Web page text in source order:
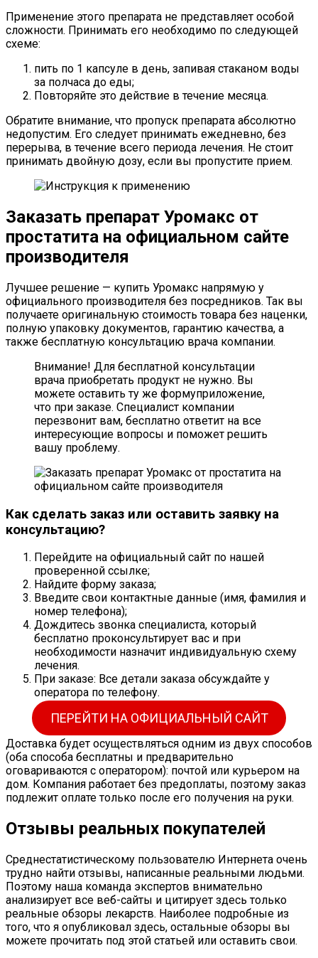
Применение этого препарата не представляет особой
сложности. Принимать его необходимо по следующей
схеме:
пить по 1 капсуле в день, запивая стаканом воды
за полчаса до еды;
Повторяйте это действие в течение месяца.
Обратите внимание, что пропуск препарата абсолютно
недопустим. Его следует принимать ежедневно, без
перерыва, в течение всего периода лечения. Не стоит
принимать двойную дозу, если вы пропустите прием.
Заказать препарат Уромакс от
простатита на официальном сайте
производителя
Лучшее решение — купить Уромакс напрямую у
официального производителя без посредников. Так вы
получаете оригинальную стоимость товара без наценки,
полную упаковку документов, гарантию качества, а
также бесплатную консультацию врача компании.
Внимание! Для бесплатной консультации
врача приобретать продукт не нужно. Вы
можете оставить ту же формуприложение,
что при заказе. Специалист компании
перезвонит вам, бесплатно ответит на все
интересующие вопросы и поможет решить
вашу проблему.
Как сделать заказ или оставить заявку на
консультацию?
Перейдите на официальный сайт по нашей
проверенной ссылке;
Найдите форму заказа;
Введите свои контактные данные (имя, фамилия и
номер телефона);
Дождитесь звонка специалиста, который
бесплатно проконсультирует вас и при
необходимости назначит индивидуальную схему
лечения.
При заказе: Все детали заказа обсуждайте у
оператора по телефону.
ПЕРЕЙТИ НА ОФИЦИАЛЬНЫЙ САЙТ
Доставка будет осуществляться одним из двух способов
(оба способа бесплатны и предварительно
оговариваются с оператором): почтой или курьером на
дом. Компания работает без предоплаты, поэтому заказ
подлежит оплате только после его получения на руки.
Отзывы реальных покупателей
Среднестатистическому пользователю Интернета очень
трудно найти отзывы, написанные реальными людьми.
Поэтому наша команда экспертов внимательно
анализирует все веб-сайты и цитирует здесь только
реальные обзоры лекарств. Наиболее подробные из
того, что я опубликовал здесь, остальные обзоры вы
можете прочитать под этой статьей или оставить свои.